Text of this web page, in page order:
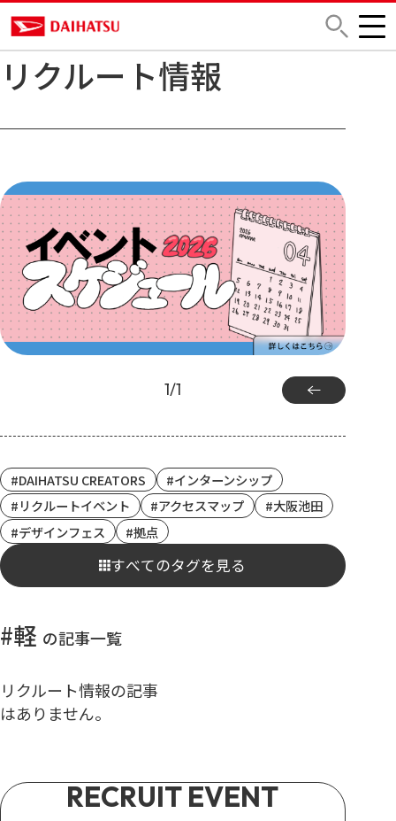
リクルート情報
1/1
DAIHATSU CREATORS
インターンシップ
リクルートイベント
アクセスマップ
大阪池田
デザインフェス
拠点
すべてのタグを見る
#軽 の記事一覧
リクルート情報の記事
はありません。
RECRUIT EVENT